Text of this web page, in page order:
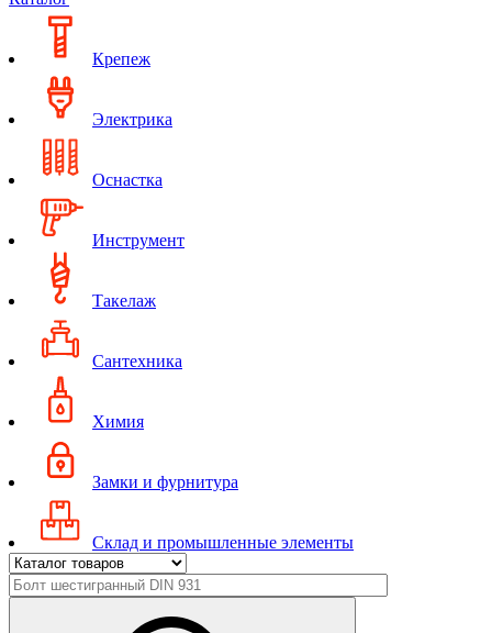
Крепеж
Электрика
Оснастка
Инструмент
Такелаж
Сантехника
Химия
Замки и фурнитура
Склад и промышленные элементы